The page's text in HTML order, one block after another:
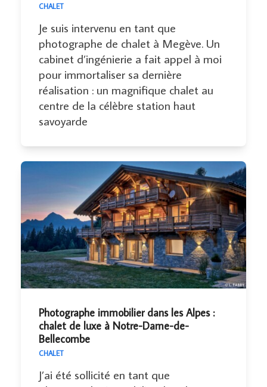
CHALET
Je suis intervenu en tant que
photographe de chalet à Megève. Un
cabinet d’ingénierie a fait appel à moi
pour immortaliser sa dernière
réalisation : un magnifique chalet au
centre de la célèbre station haut
savoyarde
Photographe immobilier dans les Alpes :
chalet de luxe à Notre-Dame-de-
Bellecombe
CHALET
J’ai été sollicité en tant que